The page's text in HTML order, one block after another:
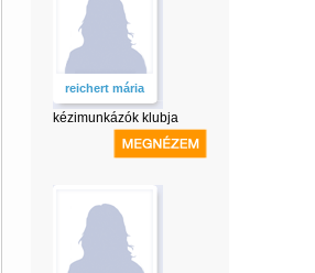
reichert mária
kézimunkázók klubja